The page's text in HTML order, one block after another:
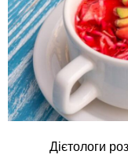
Дієтологи